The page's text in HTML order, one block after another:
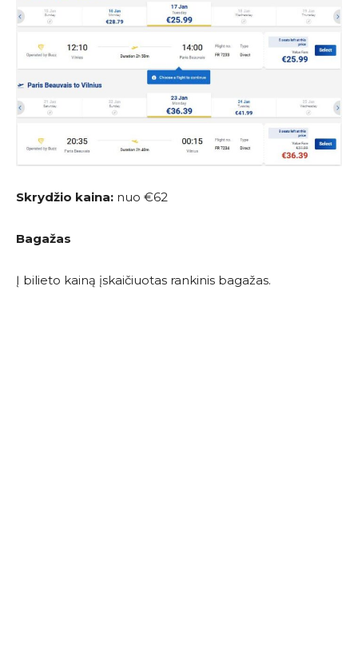
Skrydžio kaina: nuo €62
Bagažas
Į bilieto kainą įskaičiuotas rankinis bagažas.